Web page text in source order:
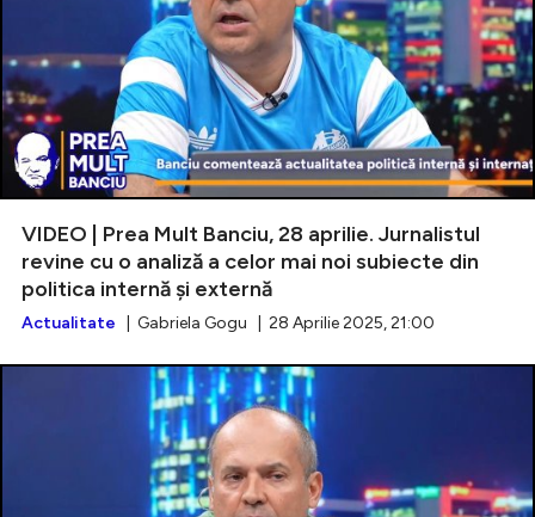
VIDEO | Prea Mult Banciu, 28 aprilie. Jurnalistul
revine cu o analiză a celor mai noi subiecte din
politica internă și externă
Actualitate | Gabriela Gogu | 28 Aprilie 2025, 21:00